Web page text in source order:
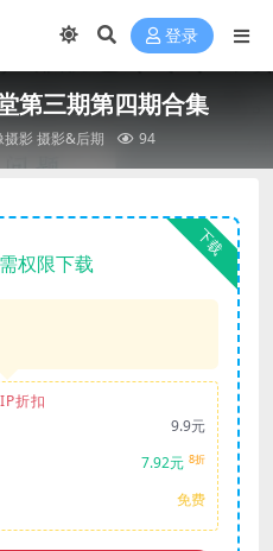
登录
第三期第四期合集
摄影摄影&后期 94
下载
权限下载
折扣
9.9元
7.92元 8折
免费